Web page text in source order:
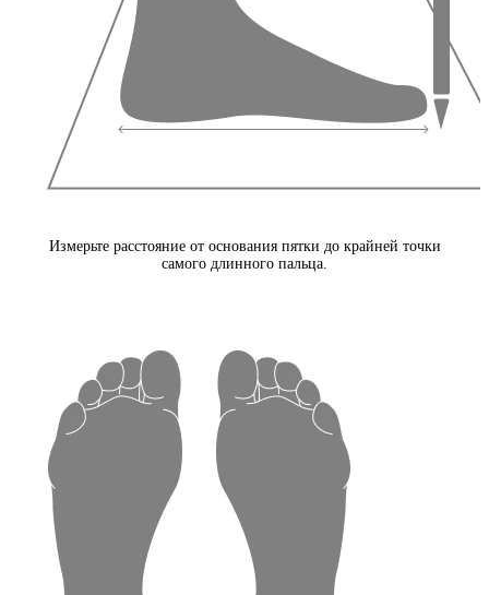
Измерьте расстояние от основания пятки до крайней точки
самого длинного пальца.